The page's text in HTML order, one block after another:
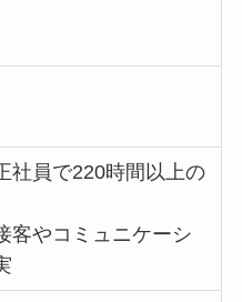
社員で220時間以上の
客やコミュニケーシ